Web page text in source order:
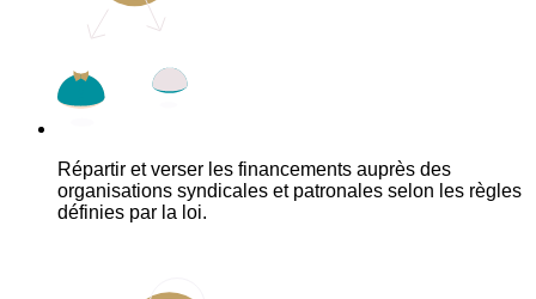
Répartir et verser les financements auprès des
organisations syndicales et patronales selon les règles
définies par la loi.